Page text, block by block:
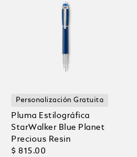
Personalización Gratuita
Pluma Estilográfica
StarWalker Blue Planet
Precious Resin
$ 815.00